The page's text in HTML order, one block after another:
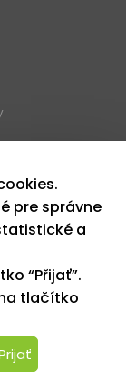
práva vyhradené
design by MFP
služieb,
pre správne
a
“Přijať”.
tlačítko